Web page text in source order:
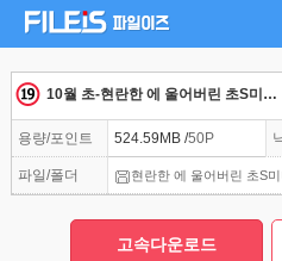
10월 초-현란한 에 울어버린 초S미녀 헬리곱터까지 지림
용량/포인트 524.59MB /50P
파일/폴더 현란한 에 울어버린 초S
고속다운로드